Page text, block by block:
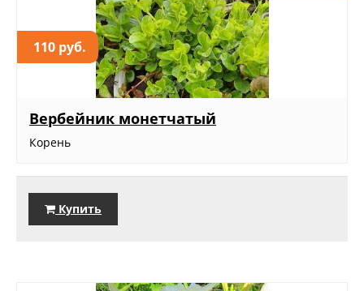
110 руб.
Вербейник монетчатый
Корень
Купить